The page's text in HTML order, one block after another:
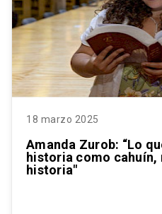
18 marzo 2025
Amanda Zurob: “Lo
historia como cahuín,
historia"